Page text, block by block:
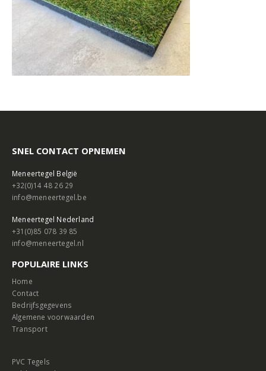
SNEL CONTACT OPNEMEN
Meneertegel België
+32(0)14 48 26 29
info@meneertegel.be
Meneertegel Nederland
+31(0)85 078 39 85
info@meneertegel.nl
POPULAIRE LINKS
Home
Contact
Bedrijfsgegevens
Algemene voorwaarden
Transport
PVC Tegels